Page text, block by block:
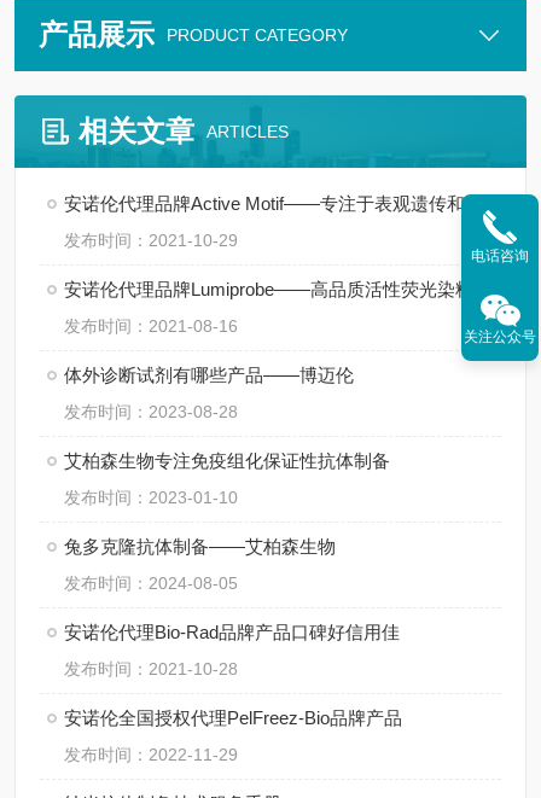
产品展示 PRODUCT CATEGORY
相关文章 ARTICLES
发布时间：2021-10-29
发布时间：2021-08-16
体外诊断试剂有哪些产品——博迈伦
发布时间：2023-08-28
艾柏森生物专注免疫组化保证性抗体制备
发布时间：2023-01-10
兔多克隆抗体制备——艾柏森生物
发布时间：2024-08-05
安诺伦代理Bio-Rad品牌产品口碑好信用佳
发布时间：2021-10-28
安诺伦全国授权代理PelFreez-Bio品牌产品
发布时间：2022-11-29
电话咨询
关注公众号